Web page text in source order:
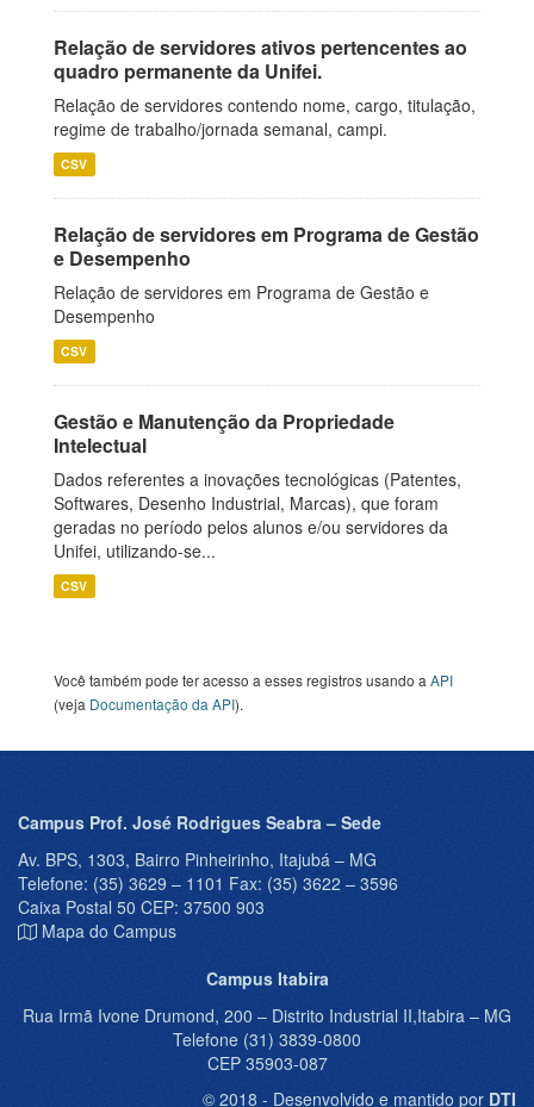
Relação de servidores ativos pertencentes ao
quadro permanente da Unifei.
Relação de servidores contendo nome, cargo, titulação,
regime de trabalho/jornada semanal, campi.
CSV
Relação de servidores em Programa de Gestão
e Desempenho
Relação de servidores em Programa de Gestão e
Desempenho
CSV
Gestão e Manutenção da Propriedade
Intelectual
Dados referentes a inovações tecnológicas (Patentes,
Softwares, Desenho Industrial, Marcas), que foram
geradas no período pelos alunos e/ou servidores da
Unifei, utilizando-se...
CSV
Você também pode ter acesso a esses registros usando a API
(veja Documentação da API).
Campus Prof. José Rodrigues Seabra – Sede
Av. BPS, 1303, Bairro Pinheirinho, Itajubá – MG
Telefone: (35) 3629 – 1101 Fax: (35) 3622 – 3596
Caixa Postal 50 CEP: 37500 903
Mapa do Campus
Campus Itabira
Rua Irmã Ivone Drumond, 200 – Distrito Industrial II,Itabira – MG
Telefone (31) 3839-0800
CEP 35903-087
© 2018 - Desenvolvido e mantido por DTI